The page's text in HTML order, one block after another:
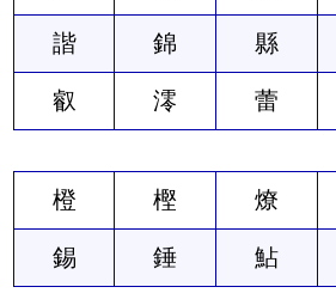
諧 錦 縣
叡 澪 蕾
橙 樫 燎
錫 錘 鮎